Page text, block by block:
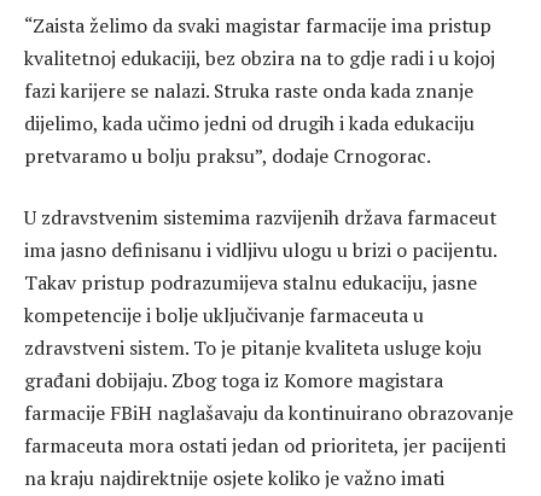
“Zaista želimo da svaki magistar farmacije ima pristup
kvalitetnoj edukaciji, bez obzira na to gdje radi i u kojoj
fazi karijere se nalazi. Struka raste onda kada znanje
dijelimo, kada učimo jedni od drugih i kada edukaciju
pretvaramo u bolju praksu”, dodaje Crnogorac.
U zdravstvenim sistemima razvijenih država farmaceut
ima jasno definisanu i vidljivu ulogu u brizi o pacijentu.
Takav pristup podrazumijeva stalnu edukaciju, jasne
kompetencije i bolje uključivanje farmaceuta u
zdravstveni sistem. To je pitanje kvaliteta usluge koju
građani dobijaju. Zbog toga iz Komore magistara
farmacije FBiH naglašavaju da kontinuirano obrazovanje
farmaceuta mora ostati jedan od prioriteta, jer pacijenti
na kraju najdirektnije osjete koliko je važno imati